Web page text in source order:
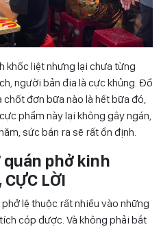
khốc liệt nhưng lại chưa từng
người bản địa là cực khủng. Đồ
chốt đơn bữa nào là hết bữa đó,
phẩm này lại không gây ngán,
sức bán ra sẽ rất ổn định.
phở kinh
LỜI
lệ thuộc rất nhiều vào những
cóp được. Và không phải bắt